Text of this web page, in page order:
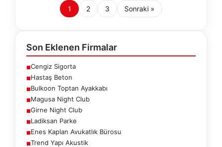
1 2 3 Sonraki »
Son Eklenen Firmalar
■Cengiz Sigorta
■Hastaş Beton
■Bulkoon Toptan Ayakkabı
■Magusa Night Club
■Girne Night Club
■Ladiksan Parke
■Enes Kaplan Avukatlık Bürosu
■Trend Yapı Akustik